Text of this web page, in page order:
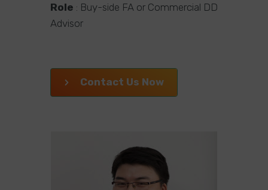
Role : Buy-side FA or Commercial DD
Advisor
Contact Us Now